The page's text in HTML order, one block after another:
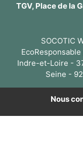
TGV, Place de la
SOCOTIC
Indre-et-Loire -
Seine -
Nous